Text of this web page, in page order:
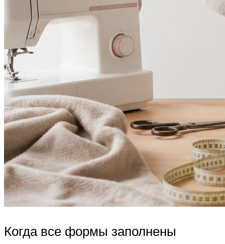
Когда все формы заполнены